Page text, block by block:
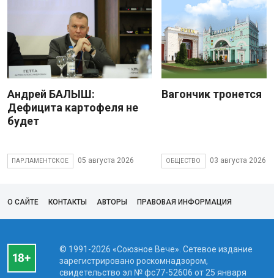
Андрей БАЛЫШ:
Дефицита картофеля не
будет
ПАРЛАМЕНТСКОЕ 05 августа 2026
Вагончик тронется
ОБЩЕСТВО 03 августа 2026
О САЙТЕ КОНТАКТЫ АВТОРЫ ПРАВОВАЯ ИНФОРМАЦИЯ
© 1991-2026 «Союзное Вече». Сетевое издание
зарегистрировано роскомнадзором,
свидетельство эл № фc77-52606 от 25 января